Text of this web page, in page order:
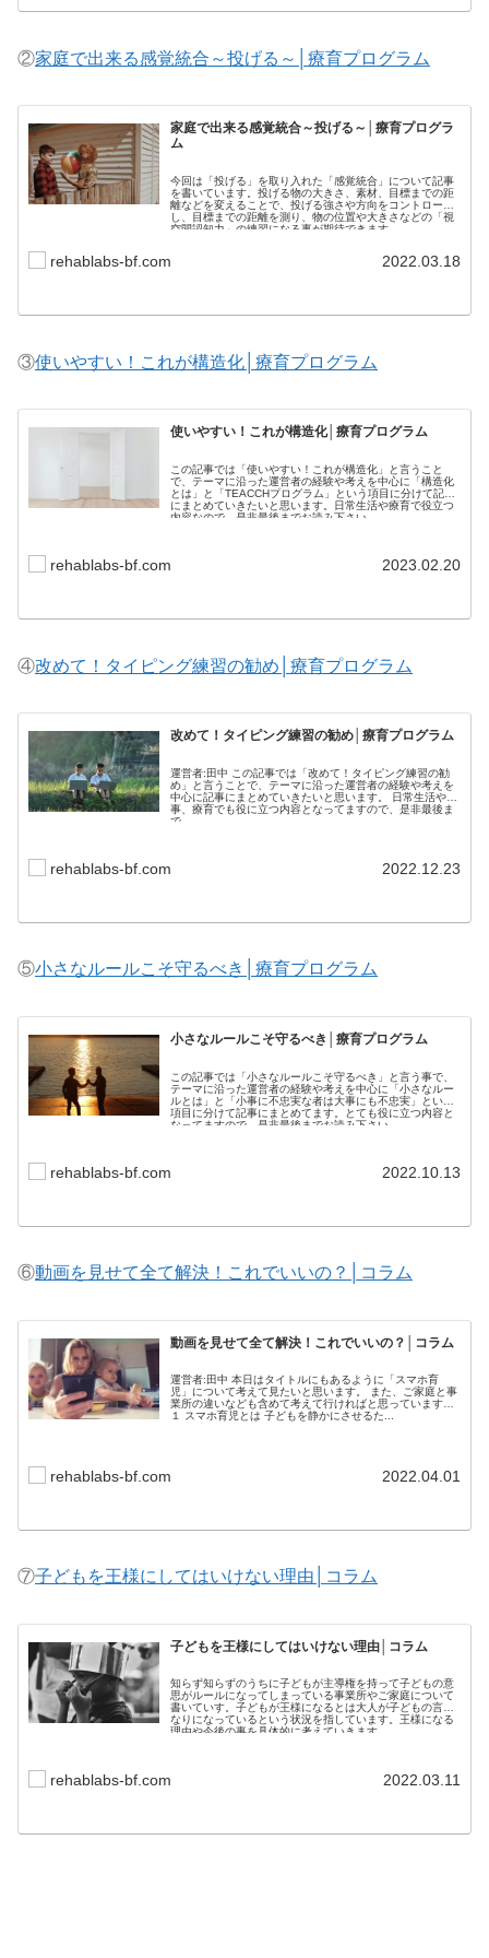
②家庭で出来る感覚統合～投げる～│療育プログラム
家庭で出来る感覚統合～投げる～│療育プログラ
ム
今回は「投げる」を取り入れた「感覚統合」について記事
を書いています。投げる物の大きさ、素材、目標までの距
離などを変えることで、投げる強さや方向をコントロール
し、目標までの距離を測り、物の位置や大きさなどの「視
空間認知力」の練習になる事が期待できます。
rehablabs-bf.com 2022.03.18
③使いやすい！これが構造化│療育プログラム
使いやすい！これが構造化│療育プログラム
この記事では「使いやすい！これが構造化」と言うこと
で、テーマに沿った運営者の経験や考えを中心に「構造化
とは」と「TEACCHプログラム」という項目に分けて記事
にまとめていきたいと思います。日常生活や療育で役立つ
内容なので、是非最後までお読み下さい。
rehablabs-bf.com 2023.02.20
④改めて！タイピング練習の勧め│療育プログラム
改めて！タイピング練習の勧め│療育プログラム
運営者:田中 この記事では「改めて！タイピング練習の勧
め」と言うことで、テーマに沿った運営者の経験や考えを
中心に記事にまとめていきたいと思います。 日常生活や仕
事、療育でも役に立つ内容となってますので、是非最後ま
で...
rehablabs-bf.com 2022.12.23
⑤小さなルールこそ守るべき│療育プログラム
小さなルールこそ守るべき│療育プログラム
この記事では「小さなルールこそ守るべき」と言う事で、
テーマに沿った運営者の経験や考えを中心に「小さなルー
ルとは」と「小事に不忠実な者は大事にも不忠実」という
項目に分けて記事にまとめてます。とても役に立つ内容と
なってますので、是非最後までお読み下さい。
rehablabs-bf.com 2022.10.13
⑥動画を見せて全て解決！これでいいの？│コラム
動画を見せて全て解決！これでいいの？│コラム
運営者:田中 本日はタイトルにもあるように「スマホ育
児」について考えて見たいと思います。 また、ご家庭と事
業所の違いなども含めて考えて行ければと思っています。
１ スマホ育児とは 子どもを静かにさせるた...
rehablabs-bf.com 2022.04.01
⑦子どもを王様にしてはいけない理由│コラム
子どもを王様にしてはいけない理由│コラム
知らず知らずのうちに子どもが主導権を持って子どもの意
思がルールになってしまっている事業所やご家庭について
書いていす。子どもが王様になるとは大人が子どもの言い
なりになっているという状況を指しています。王様になる
理由や今後の事を具体的に考えていきます。
rehablabs-bf.com 2022.03.11